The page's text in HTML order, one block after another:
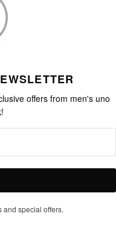
offers from men's uno
and special offers.